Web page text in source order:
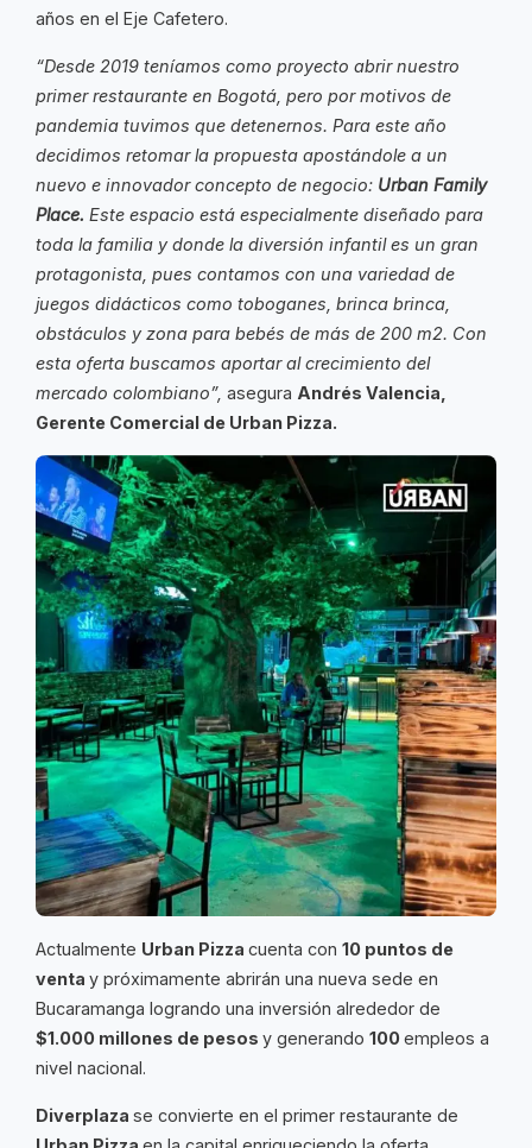
años en el Eje Cafetero.
“Desde 2019 teníamos como proyecto abrir nuestro
primer restaurante en Bogotá, pero por motivos de
pandemia tuvimos que detenernos. Para este año
decidimos retomar la propuesta apostándole a un
nuevo e innovador concepto de negocio: Urban Family
Place. Este espacio está especialmente diseñado para
toda la familia y donde la diversión infantil es un gran
protagonista, pues contamos con una variedad de
juegos didácticos como toboganes, brinca brinca,
obstáculos y zona para bebés de más de 200 m2. Con
esta oferta buscamos aportar al crecimiento del
mercado colombiano”, asegura Andrés Valencia,
Gerente Comercial de Urban Pizza.
Actualmente Urban Pizza cuenta con 10 puntos de
venta y próximamente abrirán una nueva sede en
Bucaramanga logrando una inversión alrededor de
$1.000 millones de pesos y generando 100empleos a
nivel nacional.
Diverplaza se convierte en el primer restaurante de